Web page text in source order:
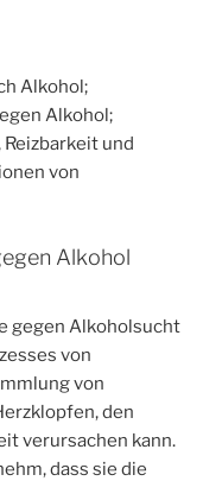
Alkohol;
Alkohol;
und
von
Alkohol
gegen Alkoholsucht
von
von
den
verursachen kann.
dass sie die